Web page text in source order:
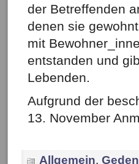
der Betreffenden
denen sie
mit
entstanden und
Lebenden.
Aufgrund der
13. November
Allgemein,